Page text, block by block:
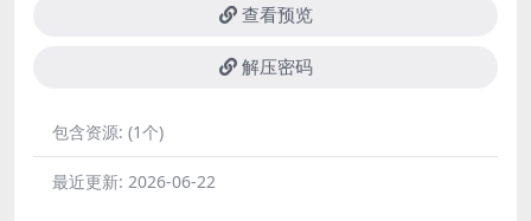
查看预览
解压密码
包含资源: (1个)
最近更新: 2026-06-22